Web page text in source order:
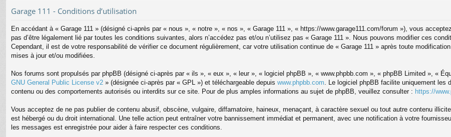
Garage 111 - Conditions d’utilisation
En accédant à « Garage 111 » (désigné ci-après par « nous », « notre », « nos », « Garage 111 », « https://www.garage111.com/forum »), vous
pas d’être légalement lié par toutes les conditions suivantes, alors n’accédez pas et/ou n’utilisez pas « Garage 111 ». Nous pouvons modifier ces
Cependant, il est de votre responsabilité de vérifier ce document régulièrement, car votre utilisation continue de « Garage 111 » après toute
mises à jour et/ou modifiées.
Nos forums sont propulsés par phpBB (désigné ci-après par « ils », « eux », « leur », « logiciel phpBB », « www.phpbb.com », « phpBB Limited », «
GNU General Public License v2 » (désignée ci-après par « GPL ») et téléchargeable depuis www.phpbb.com . Le logiciel phpBB facilite uniquement
contenu ou des comportements autorisés ou interdits sur ce site. Pour de plus amples informations au sujet de phpBB, veuillez consulter : https://
Vous acceptez de ne pas publier de contenu abusif, obscène, vulgaire, diffamatoire, haineux, menaçant, à caractère sexuel ou tout autre contenu
est hébergé ou du droit international. Une telle action peut entraîner votre bannissement immédiat et permanent, avec une notification à votre
les messages est enregistrée pour aider à faire respecter ces conditions.